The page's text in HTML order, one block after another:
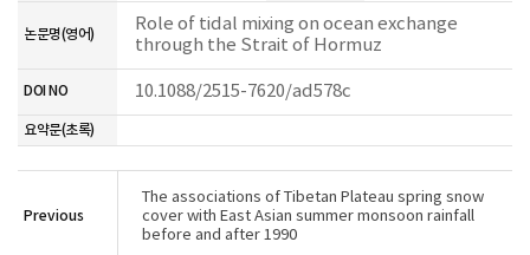
논문명(영어)
Role of tidal mixing on ocean exchange
through the Strait of Hormuz
DOI NO 10.1088/2515-7620/ad578c
요약문(초록)
Previous
The associations of Tibetan Plateau spring snow
cover with East Asian summer monsoon rainfall
before and after 1990